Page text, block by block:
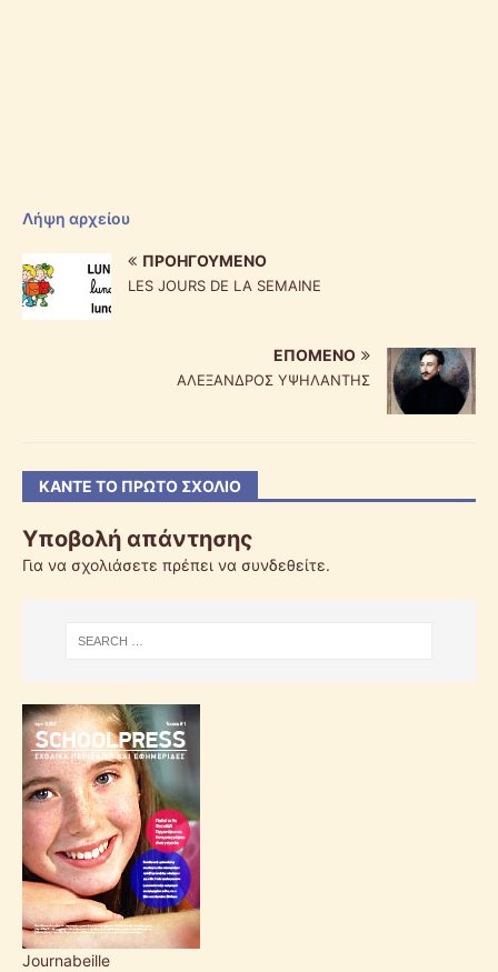
Λήψη αρχείου
ΠΡΟΗΓΟΎΜΕΝΟ
LES JOURS DE LA SEMAINE
ΕΠΌΜΕΝΟ
ΑΛΕΞΑΝΔΡΟΣ ΥΨΗΛΑΝΤΗΣ
ΚΆΝΤΕ ΤΟ ΠΡΏΤΟ ΣΧΌΛΙΟ
Υποβολή απάντησης
Για να σχολιάσετε πρέπει να συνδεθείτε.
Journabeille